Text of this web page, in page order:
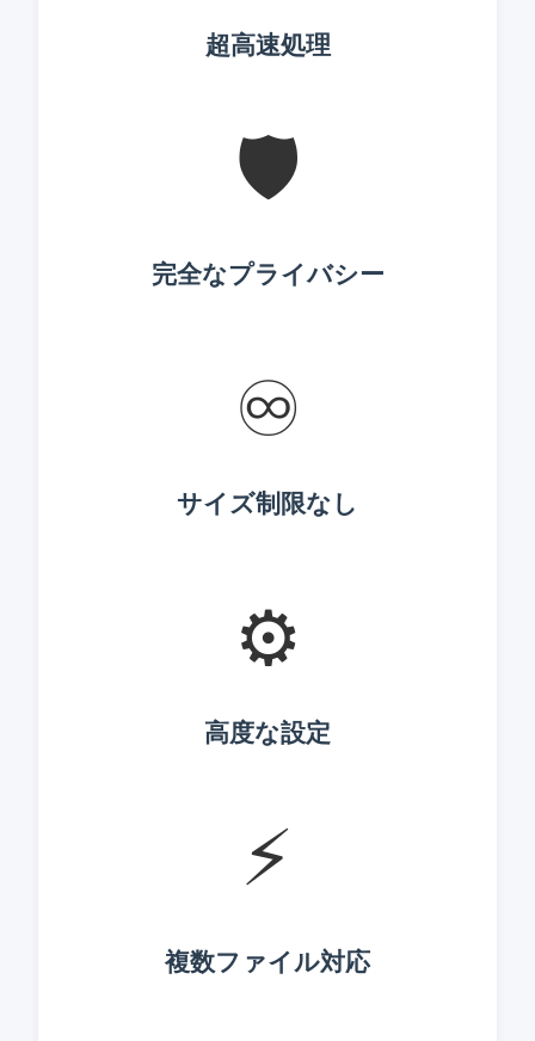
超高速処理
🛡️
完全なプライバシー
♾️
サイズ制限なし
⚙️
高度な設定
⚡
複数ファイル対応